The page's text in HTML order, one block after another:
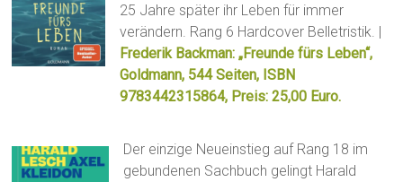
25 Jahre später ihr Leben für immer
verändern. Rang 6 Hardcover Belletristik. |
Frederik Backman: „Freunde fürs Leben“,
Goldmann, 544 Seiten, ISBN
9783442315864, Preis: 25,00 Euro.
Der einzige Neueinstieg auf Rang 18 im
gebundenen Sachbuch gelingt Harald